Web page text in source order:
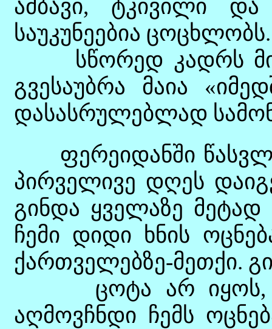
ამბავი, ტკივილი
საუკუნეებია
სწორედ კადრს
გვესაუბრა მაია
დასასრულებლად
ფერეიდანში წასვლა
პირველივე დღეს
გინდა ყველაზე მეტად
ჩემი დიდი ხნის
ქართველებზე-მეთქი.
ცოტა არ იყოს,
აღმოვჩნდი ჩემს